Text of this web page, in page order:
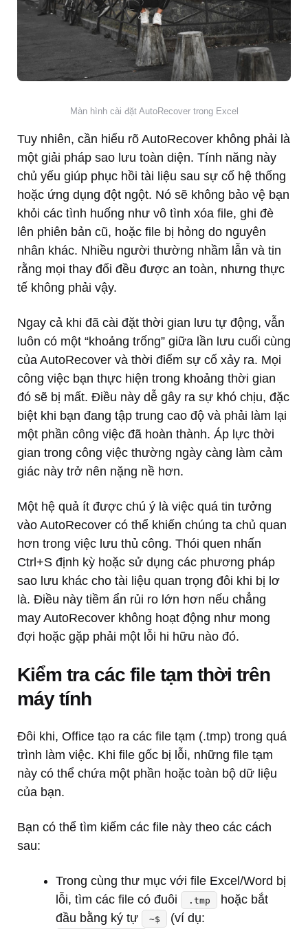
Màn hình cài đặt AutoRecover trong Excel
Tuy nhiên, cần hiểu rõ AutoRecover không phải là
một giải pháp sao lưu toàn diện. Tính năng này
chủ yếu giúp phục hồi tài liệu sau sự cố hệ thống
hoặc ứng dụng đột ngột. Nó sẽ không bảo vệ bạn
khỏi các tình huống như vô tình xóa file, ghi đè
lên phiên bản cũ, hoặc file bị hỏng do nguyên
nhân khác. Nhiều người thường nhầm lẫn và tin
rằng mọi thay đổi đều được an toàn, nhưng thực
tế không phải vậy.
Ngay cả khi đã cài đặt thời gian lưu tự động, vẫn
luôn có một “khoảng trống” giữa lần lưu cuối cùng
của AutoRecover và thời điểm sự cố xảy ra. Mọi
công việc bạn thực hiện trong khoảng thời gian
đó sẽ bị mất. Điều này dễ gây ra sự khó chịu, đặc
biệt khi bạn đang tập trung cao độ và phải làm lại
một phần công việc đã hoàn thành. Áp lực thời
gian trong công việc thường ngày càng làm cảm
giác này trở nên nặng nề hơn.
Một hệ quả ít được chú ý là việc quá tin tưởng
vào AutoRecover có thể khiến chúng ta chủ quan
hơn trong việc lưu thủ công. Thói quen nhấn
Ctrl+S định kỳ hoặc sử dụng các phương pháp
sao lưu khác cho tài liệu quan trọng đôi khi bị lơ
là. Điều này tiềm ẩn rủi ro lớn hơn nếu chẳng
may AutoRecover không hoạt động như mong
đợi hoặc gặp phải một lỗi hi hữu nào đó.
Kiểm tra các file tạm thời trên
máy tính
Đôi khi, Office tạo ra các file tạm (.tmp) trong quá
trình làm việc. Khi file gốc bị lỗi, những file tạm
này có thể chứa một phần hoặc toàn bộ dữ liệu
của bạn.
Bạn có thể tìm kiếm các file này theo các cách
sau:
Trong cùng thư mục với file Excel/Word bị
lỗi, tìm các file có đuôi
.tmp
hoặc bắt
đầu bằng ký tự
~$ (ví dụ: